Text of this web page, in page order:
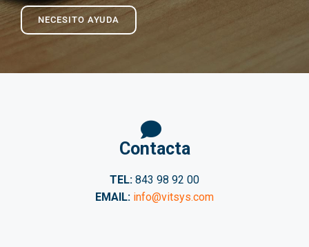
NECESITO AYUDA
Contacta
TEL: 843 98 92 00
EMAIL: info@vitsys.com